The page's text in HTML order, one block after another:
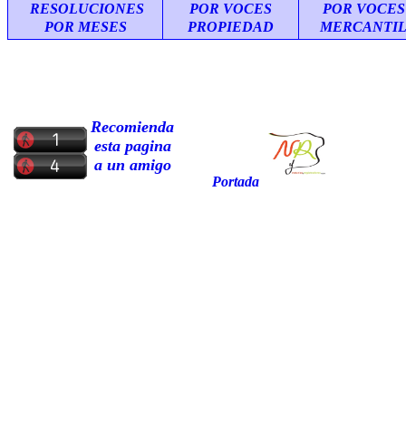
RESOLUCIONES
POR MESES
POR VOCES
PROPIEDAD
POR VOCES
MERCANTIL
Recomienda
esta pagina
a un amigo
Portada